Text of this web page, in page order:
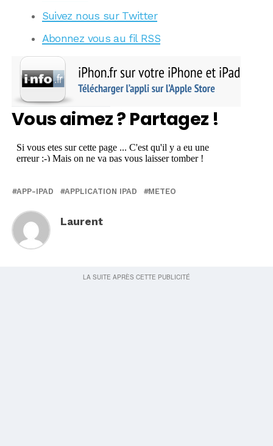
Suivez nous sur Twitter
Abonnez vous au fil RSS
Vous aimez ? Partagez !
APP-IPAD APPLICATION IPAD METEO
Laurent